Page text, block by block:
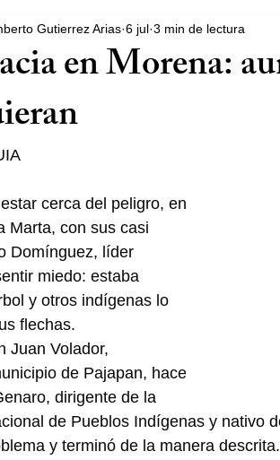
en Morena:
Gutierrez Arias 6 jul 3 min de lectura
cerca del peligro, en
Marta, con sus casi
Domínguez, líder
miedo: estaba
y otros indígenas lo
flechas.
Juan Volador,
de Pajapan, hace
dirigente de la
de Pueblos Indígenas y nativo
y terminó de la manera